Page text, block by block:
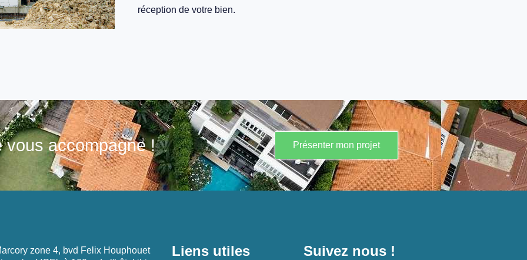
réception de votre bien.
vous accompagne ! Présenter mon projet
zone 4, bvd Felix Houphouet
Liens utiles Suivez nous !